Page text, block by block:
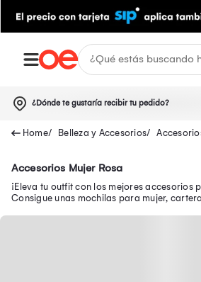
¿Dónde te gustaría recibir tu pedido?
Belleza y Accesorios
Accesorios Mujer Rosa
¡Eleva tu outfit con los mejores accesorios
Consigue unas mochilas para mujer,